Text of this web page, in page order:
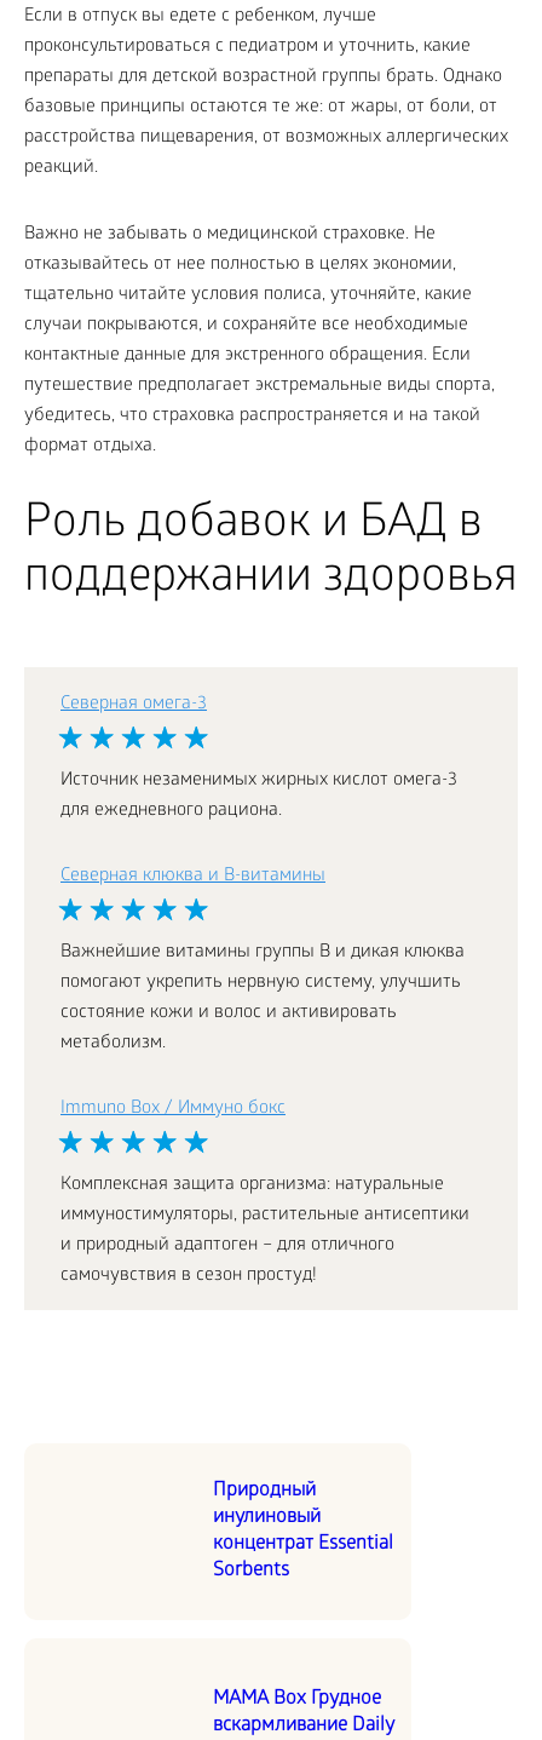
Если в отпуск вы едете с ребенком, лучше
проконсультироваться с педиатром и уточнить, какие
препараты для детской возрастной группы брать. Однако
базовые принципы остаются те же: от жары, от боли, от
расстройства пищеварения, от возможных аллергических
реакций.
Важно не забывать о медицинской страховке. Не
отказывайтесь от нее полностью в целях экономии,
тщательно читайте условия полиса, уточняйте, какие
случаи покрываются, и сохраняйте все необходимые
контактные данные для экстренного обращения. Если
путешествие предполагает экстремальные виды спорта,
убедитесь, что страховка распространяется и на такой
формат отдыха.
Роль добавок и БАД в
поддержании здоровья
Северная омега-3
Источник незаменимых жирных кислот омега-3
для ежедневного рациона.
Северная клюква и В-витамины
Важнейшие витамины группы В и дикая клюква
помогают укрепить нервную систему, улучшить
состояние кожи и волос и активировать
метаболизм.
Immuno Box / Иммуно бокс
Комплексная защита организма: натуральные
иммуностимуляторы, растительные антисептики
и природный адаптоген – для отличного
самочувствия в сезон простуд!
Природный
инулиновый
концентрат Essential
Sorbents
MAMA Box Грудное
вскармливание Daily